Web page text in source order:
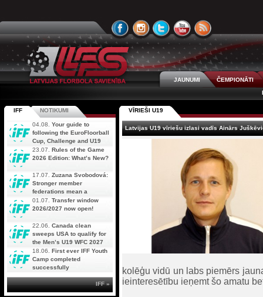
JAUNUMI
ČEMPIONĀTI
VĪRIEŠI U19
Latvijas U19 vīriešu izlasi vadīs Ainārs
kolēģu vidū un labs piemērs
ieinteresētību ieņemt šo amatu
IFF NOTIKUMI
04.08. Your guide to
following the EuroFloorball
Cup, Challenge and U19
AOFC Qualifiers
simultaneously
23.07. Rules of the Game
2026 Edition: What’s New?
17.07. Zuzana Svobodová:
Stronger member
federations mean a
stronger future for floorball
01.07. Transfer window
2026/2027 now open!
22.06. Canada clean
sweeps USA to qualify for
the Men’s U19 WFC 2027
18.06. First ever IFF Youth
Camp completed
successfully
IFF »